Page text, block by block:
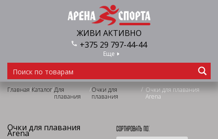
ЖИВИ АКТИВНО
+375 29 797-44-44
Еще
Главная/Каталог/Для
плавания
/Очки для
плавания
/ Очки для плавания
Arena
Очки для плавания
Arena Сортировать по: